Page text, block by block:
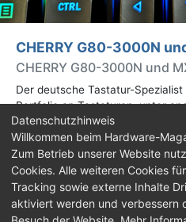
CHERRY G80-3000N
CHERRY G80-3000N und
Der deutsche Tastatur-
Portfolio an Tastaturen, unter
testen mit der CHERRY G80-
10.0N RGB zwei Vertreter.
Impressum| Kontakt |
Consent‑Einstellungen
Datenschutzhinweis
Willkommen beim Hardware-
Zum Betrieb unserer Website
Cookies. Alle weiteren Cookies
Tracking sowie externe Inhalte
aktiviert werden und verbessern